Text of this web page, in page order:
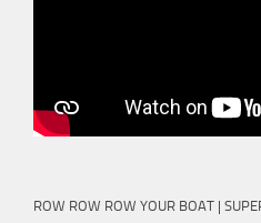
ROW ROW ROW YOUR BOAT |